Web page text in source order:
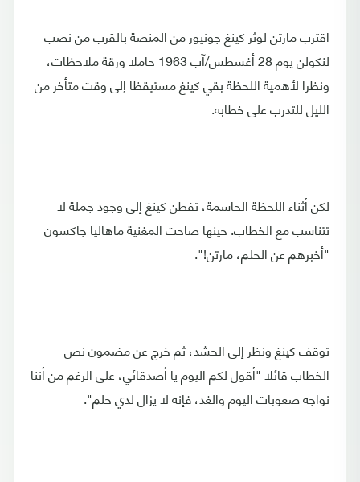
اقترب مارتن لوثر كينغ جونيور من المنصة بالقرب من نصب
لنكولن يوم 28 أغسطس/آب 1963 حاملا ورقة ملاحظات،
ونظرا لأهمية اللحظة بقي كينغ مستيقظا إلى وقت متأخر من
الليل للتدرب على خطابه.
لكن أثناء اللحظة الحاسمة، تفطن كينغ إلى وجود جملة لا
تتناسب مع الخطاب. حينها صاحت المغنية ماهاليا جاكسون
"أخبرهم عن الحلم، مارتن!".
توقف كينغ ونظر إلى الحشد، ثم خرج عن مضمون نص
الخطاب قائلا "أقول لكم اليوم يا أصدقائي، على الرغم من أننا
نواجه صعوبات اليوم والغد، فإنه لا يزال لدي حلم".